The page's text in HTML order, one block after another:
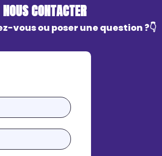
NOUS CONTACTER
vous ou poser une question ?👇